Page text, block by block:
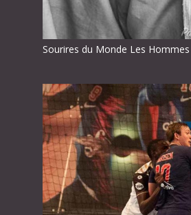
Sourires du Monde Les Hommes